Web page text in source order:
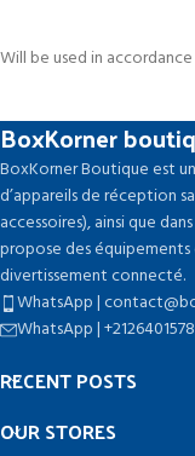
Will be used in
BoxKorner
BoxKorner Boutique est
d’appareils de réception
accessoires), ainsi que
propose des
divertissement connecté.
WhatsApp |
WhatsApp |
RECENT POSTS
OUR STORES